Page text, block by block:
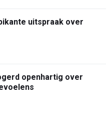
uitspraak over
openhartig over